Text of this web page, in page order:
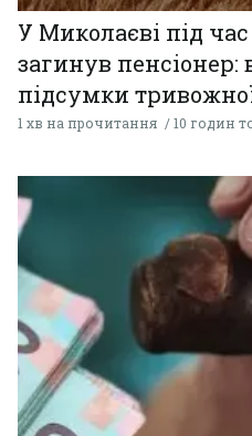
У Миколаєві під
загинув пенсіонер:
підсумки
1 хв на прочитання 10 годин